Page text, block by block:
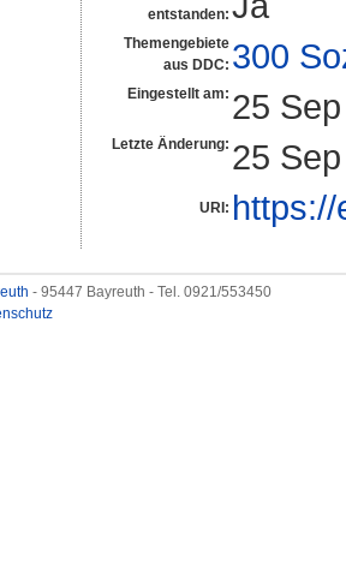
entstanden:
Themengebiete
aus DDC: 300
Eingestellt am: 25
Letzte Änderung: 25
URI:
- 95447 Bayreuth - Tel. 0921/553450